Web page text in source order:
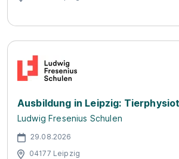
Ausbildung in Leipzig:
Ludwig Fresenius Schulen
29.08.2026
04177 Leipzig